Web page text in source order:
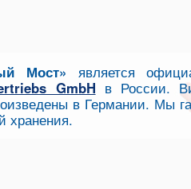
Мост» является
GmbH в России.
в Германии. Мы
хранения.